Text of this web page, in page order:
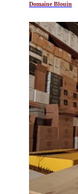
Domaine Blouin